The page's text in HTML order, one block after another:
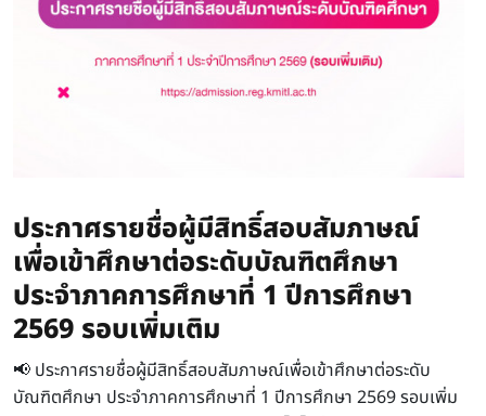
ประกาศรายชื่อผู้มีสิทธิ์สอบสัมภาษณ์
เพื่อเข้าศึกษาต่อระดับบัณฑิตศึกษา
ประจำภาคการศึกษาที่ 1 ปีการศึกษา
2569 รอบเพิ่มเติม
📢 ประกาศรายชื่อผู้มีสิทธิ์สอบสัมภาษณ์เพื่อเข้าศึกษาต่อระดับ
บัณฑิตศึกษา ประจำภาคการศึกษาที่ 1 ปีการศึกษา 2569 รอบเพิ่ม